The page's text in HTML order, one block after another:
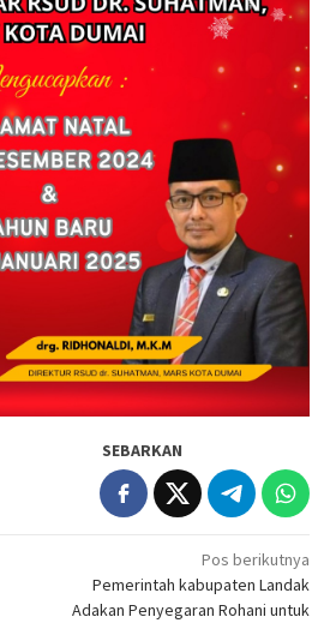
SEBARKAN
Pos berikutnya
Pemerintah kabupaten Landak
Adakan Penyegaran Rohani untuk